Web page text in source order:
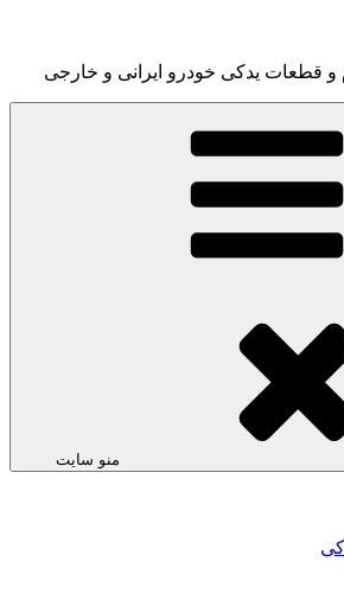
و قطعات یدکی خودرو ایرانی و خارجی
منو سایت